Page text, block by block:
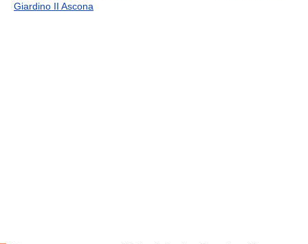
Giardino II Ascona